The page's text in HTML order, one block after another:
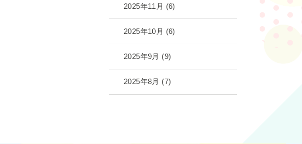
2025年11月 (6)
2025年10月 (6)
2025年9月 (9)
2025年8月 (7)